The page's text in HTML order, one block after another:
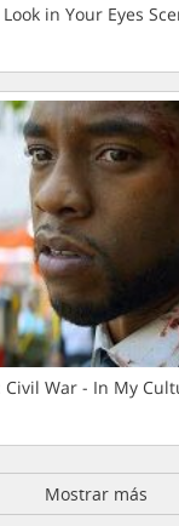
in Your Eyes
War - In My
Mostrar más